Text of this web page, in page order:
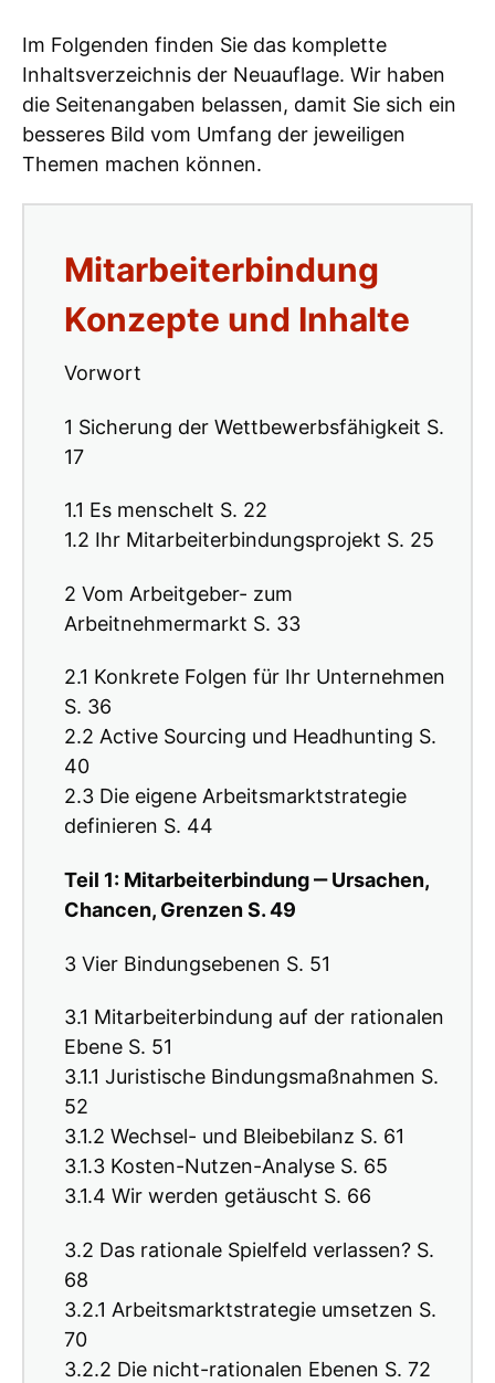
Im Folgenden finden Sie das komplette
Inhaltsverzeichnis der Neuauflage. Wir haben
die Seitenangaben belassen, damit Sie sich ein
besseres Bild vom Umfang der jeweiligen
Themen machen können.
Mitarbeiterbindung
Konzepte und Inhalte
Vorwort
1 Sicherung der Wettbewerbsfähigkeit S.
17
1.1 Es menschelt S. 22
1.2 Ihr Mitarbeiterbindungsprojekt S. 25
2 Vom Arbeitgeber- zum
Arbeitnehmermarkt S. 33
2.1 Konkrete Folgen für Ihr Unternehmen
S. 36
2.2 Active Sourcing und Headhunting S.
40
2.3 Die eigene Arbeitsmarktstrategie
definieren S. 44
Teil 1: Mitarbeiterbindung ‒ Ursachen,
Chancen, Grenzen S. 49
3 Vier Bindungsebenen S. 51
3.1 Mitarbeiterbindung auf der rationalen
Ebene S. 51
3.1.1 Juristische Bindungsmaßnahmen S.
52
3.1.2 Wechsel- und Bleibebilanz S. 61
3.1.3 Kosten-Nutzen-Analyse S. 65
3.1.4 Wir werden getäuscht S. 66
3.2 Das rationale Spielfeld verlassen? S.
68
3.2.1 Arbeitsmarktstrategie umsetzen S.
70
3.2.2 Die nicht-rationalen Ebenen S. 72